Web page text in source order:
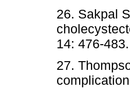
26. Sakpal
14: 476-
27.